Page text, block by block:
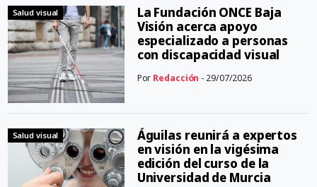
Salud visual
La Fundación ONCE Baja
Visión acerca apoyo
especializado a personas
con discapacidad visual
Por Redacción - 29/07/2026
Salud visual
Águilas reunirá a expertos
en visión en la vigésima
edición del curso de la
Universidad de Murcia